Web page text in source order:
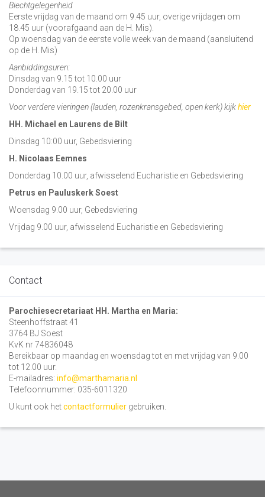
Biechtgelegenheid
Eerste vrijdag van de maand om 9.45 uur, overige vrijdagen om
18.45 uur (voorafgaand aan de H. Mis).
Op woensdag van de eerste volle week van de maand (aansluitend
op de H. Mis)
Aanbiddingsuren:
Dinsdag van 9.15 tot 10.00 uur
Donderdag van 19.15 tot 20.00 uur
Voor verdere vieringen (lauden, rozenkransgebed, open kerk) kijkhier
HH. Michael en Laurens de Bilt
Dinsdag 10:00 uur, Gebedsviering
H. Nicolaas Eemnes
Donderdag 10.00 uur, afwisselend Eucharistie en Gebedsviering
Petrus en Pauluskerk Soest
Woensdag 9.00 uur, Gebedsviering
Vrijdag 9.00 uur, afwisselend Eucharistie en Gebedsviering
Contact
Parochiesecretariaat HH. Martha en Maria:
Steenhoffstraat 41
3764 BJ Soest
KvK nr 74836048
Bereikbaar op maandag en woensdag tot en met vrijdag van 9.00
tot 12.00 uur.
E-mailadres: info@marthamaria.nl
Telefoonnummer: 035-6011320
U kunt ook hetcontactformulier gebruiken.